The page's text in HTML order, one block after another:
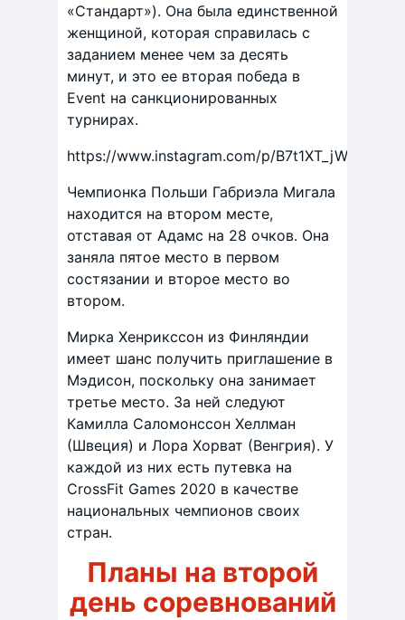
«Стандарт»). Она была единственной
женщиной, которая справилась с
заданием менее чем за десять
минут, и это ее вторая победа в
Event на санкционированных
турнирах.
https://www.instagram.com/p/B7t1XT_jWQL/
Чемпионка Польши Габриэла Мигала
находится на втором месте,
отставая от Адамс на 28 очков. Она
заняла пятое место в первом
состязании и второе место во
втором.
Мирка Хенрикссон из Финляндии
имеет шанс получить приглашение в
Мэдисон, поскольку она занимает
третье место. За ней следуют
Камилла Саломонссон Хеллман
(Швеция) и Лора Хорват (Венгрия). У
каждой из них есть путевка на
CrossFit Games 2020 в качестве
национальных чемпионов своих
стран.
Планы на второй
день соревнований